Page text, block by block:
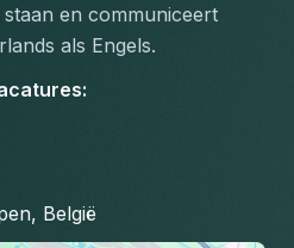
en communiceert
als Engels.
:
België